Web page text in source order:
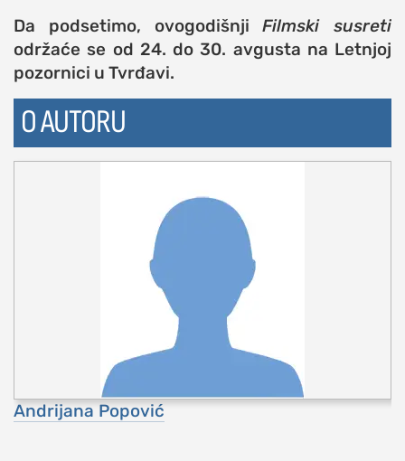
fakulteti
studentski život
zdravlje
it
kolumna
STUDENTSKI DNEVNI LIST
Da podsetimo, ovogodišnjiFilmski susreti
održaće se od 24. do 30. avgusta na Letnjoj
pozornici u Tvrđavi.
O AUTORU
Andrijana Popović